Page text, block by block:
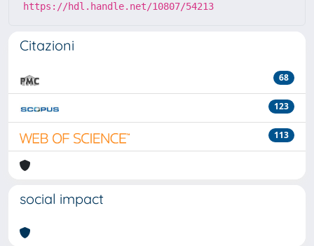
https://hdl.handle.net/10807/54213
Citazioni
68
123
113
social impact